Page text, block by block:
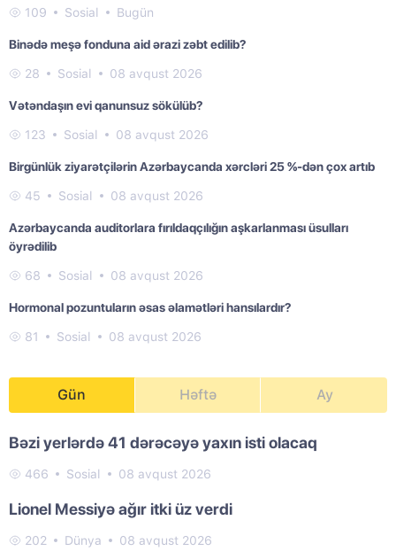
109 Sosial Bugün
Binədə meşə fonduna aid ərazi zəbt edilib?
28 Sosial 08 avqust 2026
Vətəndaşın evi qanunsuz sökülüb?
123 Sosial 08 avqust 2026
Birgünlük ziyarətçilərin Azərbaycanda xərcləri 25 %-dən çox artıb
45 Sosial 08 avqust 2026
Azərbaycanda auditorlara fırıldaqçılığın aşkarlanması üsulları
öyrədilib
68 Sosial 08 avqust 2026
Hormonal pozuntuların əsas əlamətləri hansılardır?
81 Sosial 08 avqust 2026
Gün Həftə Ay
Bəzi yerlərdə 41 dərəcəyə yaxın isti olacaq
466 Sosial 08 avqust 2026
Lionel Messiyə ağır itki üz verdi
202 Dünya 08 avqust 2026